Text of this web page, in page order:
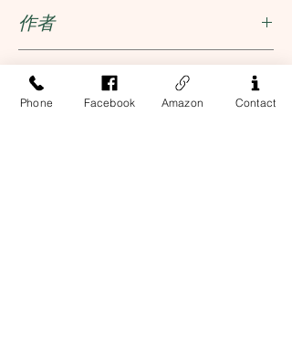
黑，一心前往武當山拜師學藝，途
中不但受到黑蝙蝠兵團的追捕，又
遇上猛虎，還跌落了山崖，後來更
被一位自稱張三「瘋」的怪人，逼
他捉魚、捉螢火蟲，原來這都是鍛
作者
楊鵬
出版社
Phone Facebook Amazon Contact